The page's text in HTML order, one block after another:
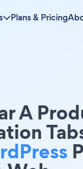
Plans & Pricing
A